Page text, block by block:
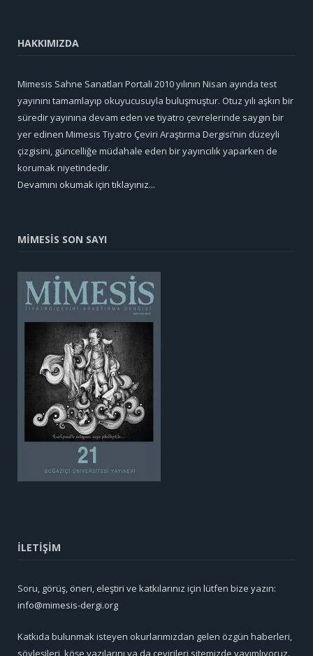
HAKKIMIZDA
Mimesis Sahne Sanatları Portali 2010 yılının Nisan ayında test
yayınını tamamlayıp okuyucusuyla buluşmuştur. Otuz yılı aşkın bir
süredir yayınına devam eden ve tiyatro çevrelerinde saygın bir
yer edinen Mimesis Tiyatro Çeviri Araştırma Dergisi’nin düzeyli
çizgisini, güncelliğe müdahale eden bir yayıncılık yaparken de
korumak niyetindedir.
Devamını okumak için tıklayınız...
MİMESİS SON SAYI
İLETİŞİM
Soru, görüş, öneri, eleştiri ve katkılarınız için lütfen bize yazın:
info@mimesis-dergi.org
Katkıda bulunmak isteyen okurlarımızdan gelen özgün haberleri,
söyleşileri, köşe yazılarını ya da çevirileri sitemizde yayımlıyoruz.